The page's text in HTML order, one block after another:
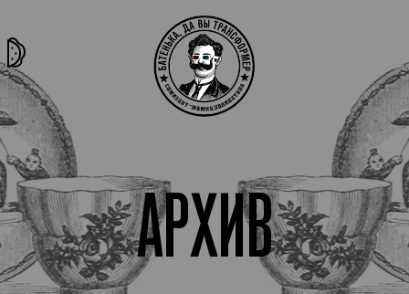
та самая
история
тёмная
материясекты
архив
АРХИВ